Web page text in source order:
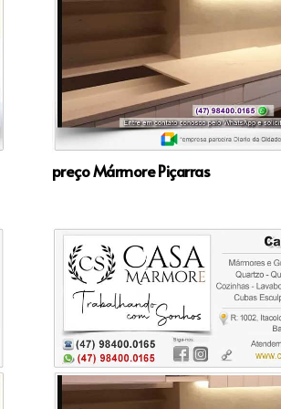
preço Mármore Piçarras